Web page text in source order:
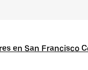
en San Francisco